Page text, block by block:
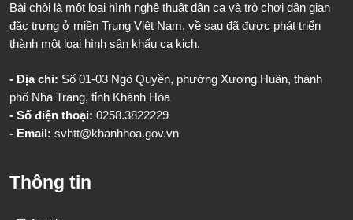
Bài chòi là một loại hình nghệ thuật dân ca và trò chơi dân gian
đặc trưng ở miền Trung Việt Nam, về sau đã được phát triển
thành một loại hình sân khấu ca kịch.
- Địa chỉ: Số 01-03 Ngô Quyền, phường Xương Huân, thành
phố Nha Trang, tỉnh Khánh Hòa
- Số điện thoại: 0258.3822229
- Email: svhtt@khanhhoa.gov.vn
Thông tin